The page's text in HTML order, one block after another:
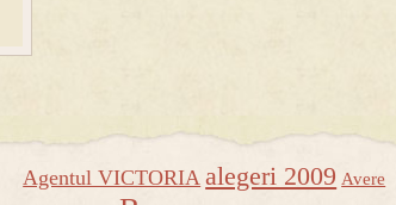
Agentul VICTORIA alegeri 2009 Avere